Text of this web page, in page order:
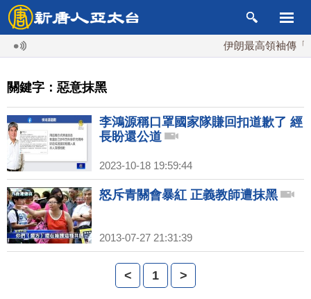
伊朗最高領袖傳「
關鍵字：惡意抹黑
李鴻源稱口罩國家隊賺回扣道歉了 經
長盼還公道
2023-10-18 19:59:44
怒斥青關會暴紅 正義教師遭抹黑
2013-07-27 21:31:39
< 1 >